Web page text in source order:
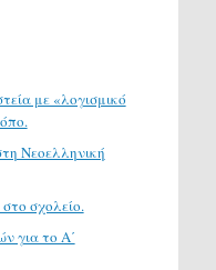
με «λογισμικό
Νεοελληνική
σχολείο.
για το Α΄